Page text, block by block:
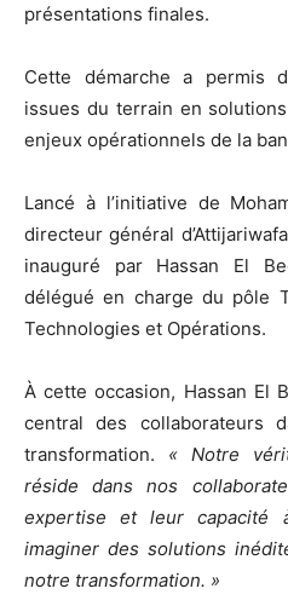
présentations finales.
Cette démarche a permis
issues du terrain en
enjeux opérationnels de la
Lancé à l’initiative de
directeur général
inauguré par Hassan El
délégué en charge du pôle
Technologies et Opérations.
À cette occasion, Hassan El
central des collaborateurs
transformation. « Notre
réside dans nos
expertise et leur capacité
imaginer des solutions
notre transformation. »